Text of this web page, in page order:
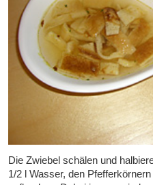
Die Zwiebel schälen und
1/2 l Wasser, den